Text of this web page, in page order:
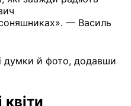
— Василь
думки й фото, додавши